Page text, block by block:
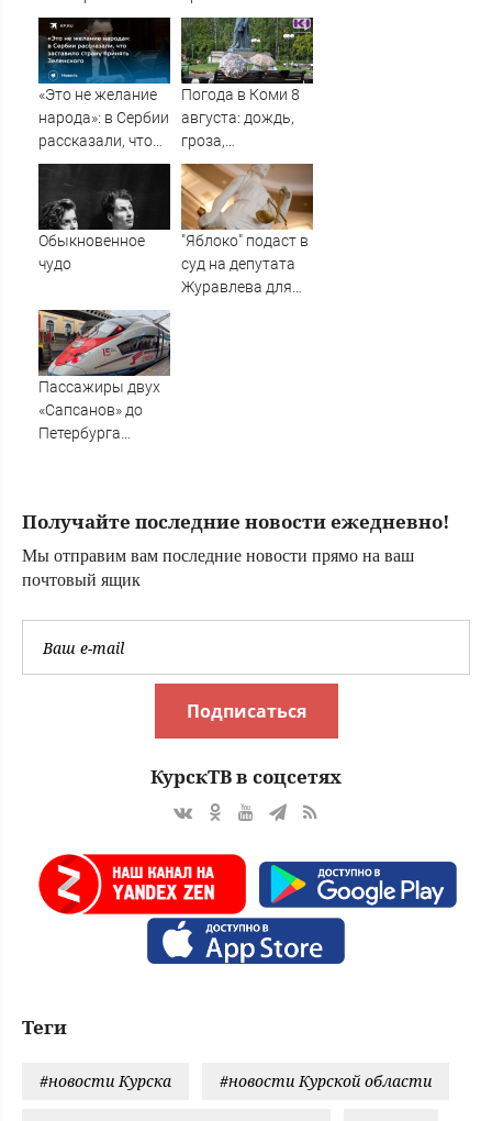
Союза снять
санкции с 13
россиян
«Человека-паука»:
В сети разгорелся
грандиозный
скандал — а
«Это не желание
народа»: в Сербии
рассказали, что
заставило страну
принять
Зеленского
Погода в Коми 8
августа: дождь,
гроза,
порывистый
ветер
Обыкновенное
чудо
"Яблоко" подаст в
суд на депутата
Журавлева для
Пассажиры двух
«Сапсанов» до
Петербурга
Получайте последние новости ежедневно!
Мы отправим вам последние новости прямо на ваш
почтовый ящик
Подписаться
КурскТВ в соцсетях
Теги
#новости Курска #новости Курской области